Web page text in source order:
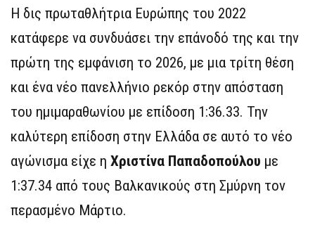
Η δις πρωταθλήτρια Ευρώπης του 2022
κατάφερε να συνδυάσει την επάνοδό της και την
πρώτη της εμφάνιση το 2026, με μια τρίτη θέση
και ένα νέο πανελλήνιο ρεκόρ στην απόσταση
του ημιμαραθωνίου με επίδοση 1:36.33. Την
καλύτερη επίδοση στην Ελλάδα σε αυτό το νέο
αγώνισμα είχε η Χριστίνα Παπαδοπούλου με
1:37.34 από τους Βαλκανικούς στη Σμύρνη τον
περασμένο Μάρτιο.